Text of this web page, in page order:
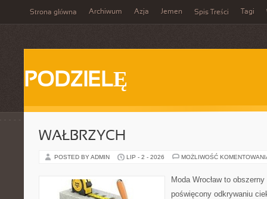
Strona główna Archiwum Azja Jemen Spis Treści Tagi
PODZIELĘ
WAŁBRZYCH
POSTED BY ADMIN LIP - 2 - 2026 MOŻLIWOŚĆ
Moda Wrocław to
poświęcony odkrywaniu